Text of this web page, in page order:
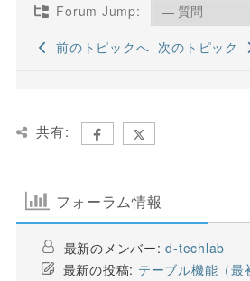
Forum Jump:
前のトピックへ 次のトピック
共有:
フォーラム情報
最新のメンバー:d-techlab
最新の投稿: テーブル機能（最